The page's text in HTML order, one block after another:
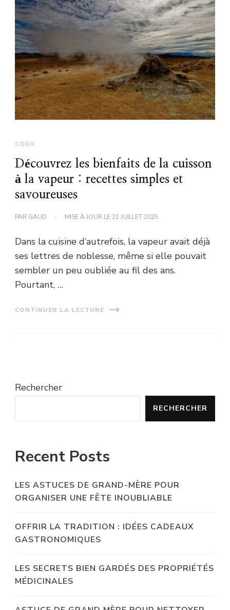
COOK
Découvrez les bienfaits de la cuisson
à la vapeur : recettes simples et
savoureuses
PAR GAUD MISE À JOUR LE 21 JUILLET 2025
Dans la cuisine d’autrefois, la vapeur avait déjà
ses lettres de noblesse, même si elle pouvait
sembler un peu oubliée au fil des ans.
Pourtant, …
CONTINUER LA LECTURE
Rechercher
RECHERCHER
Recent Posts
LES ASTUCES DE GRAND-MÈRE POUR
ORGANISER UNE FÊTE INOUBLIABLE
OFFRIR LA TRADITION : IDÉES CADEAUX
GASTRONOMIQUES
LES SECRETS BIEN GARDÉS DES PROPRIÉTÉS
MÉDICINALES